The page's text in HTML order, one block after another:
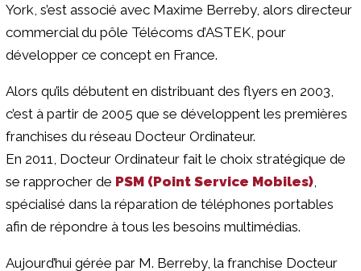
York, s’est associé avec Maxime Berreby, alors directeur
commercial du pôle Télécoms d’ASTEK, pour
développer ce concept en France.
Alors qu’ils débutent en distribuant des flyers en 2003,
c’est à partir de 2005 que se développent les premières
franchises du réseau Docteur Ordinateur.
En 2011, Docteur Ordinateur fait le choix stratégique de
se rapprocher de PSM (Point Service Mobiles)
spécialisé dans la réparation de téléphones portables
afin de répondre à tous les besoins multimédias.
Aujourd’hui gérée par M. Berreby, la franchise Docteur